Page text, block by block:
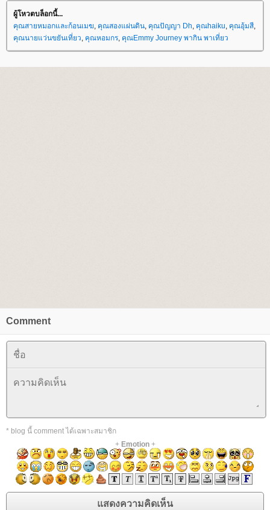
ผู้โหวตบล็อกนี้...
คุณสายหมอกและก้อนเมฆ คุณสองแผ่นดิน คุณปัญญา Dh คุณhaiku คุณอุ้มสี
คุณนายแว่นขยันเที่ยว คุณหอมกร คุณEmmy Journey พากิน พาเที่ยว
Comment
* blog นี้ comment ได้เฉพาะสมาชิก
+ Emotion+